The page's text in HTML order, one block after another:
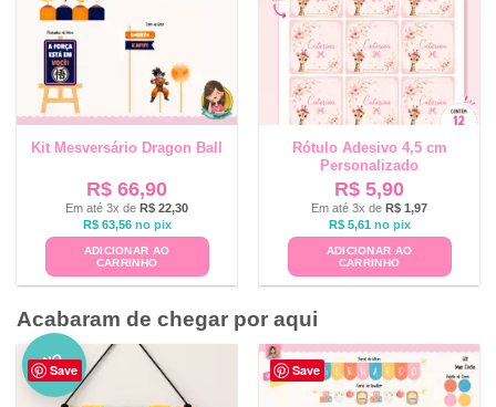
Kit Mesversário Dragon Ball
R$ 66,90
Em até 3x de R$ 22,30
R$63,56 no pix
ADICIONAR AO
CARRINHO
Rótulo Adesivo 4,5 cm
Personalizado
R$ 5,90
Em até 3x de R$ 1,97
R$5,61 no pix
ADICIONAR AO
CARRINHO
Acabaram de chegar por aqui
Save
NO
VO Save